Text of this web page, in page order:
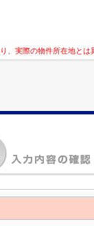
実際の物件所在地とは